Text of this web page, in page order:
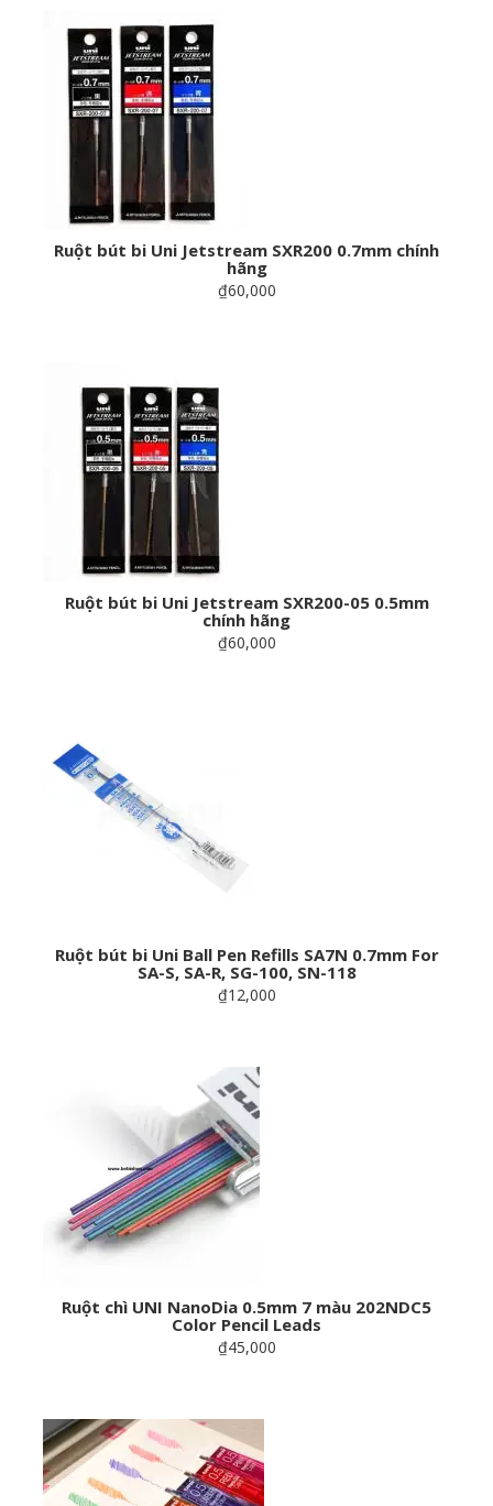
Ruột bút bi Uni Jetstream SXR200 0.7mm chính
hãng
₫60,000
Ruột bút bi Uni Jetstream SXR200-05 0.5mm
chính hãng
₫60,000
Ruột bút bi Uni Ball Pen Refills SA7N 0.7mm For
SA-S, SA-R, SG-100, SN-118
₫12,000
Ruột chì UNI NanoDia 0.5mm 7 màu 202NDC5
Color Pencil Leads
₫45,000